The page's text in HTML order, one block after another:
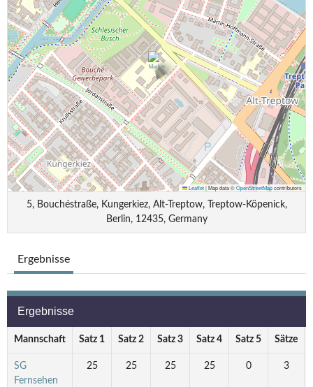
Leaflet|Map data ©OpenStreetMapcontributors
5, Bouchéstraße, Kungerkiez, Alt-Treptow, Treptow-Köpenick,
Berlin, 12435, Germany
Ergebnisse
Ergebnisse
Mannschaft Satz 1 Satz 2 Satz 3 Satz 4 Satz 5 Sätze
SG
Fernsehen
25 25 25 25 0 3